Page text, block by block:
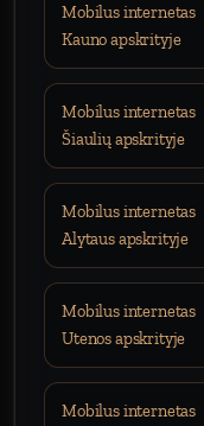
Mobilus internetas
Kauno apskrityje
Mobilus internetas
Šiaulių apskrityje
Mobilus internetas
Alytaus apskrityje
Mobilus internetas
Utenos apskrityje
Mobilus internetas